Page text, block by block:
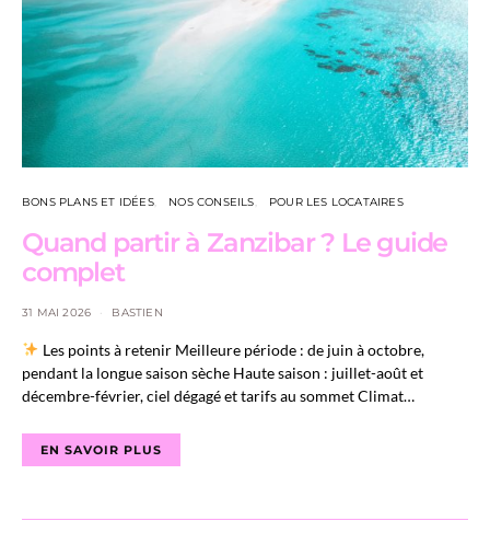
BONS PLANS ET IDÉES NOS CONSEILS POUR LES LOCATAIRES
Quand partir à Zanzibar ? Le guide
complet
31 MAI 2026 BASTIEN
Les points à retenir Meilleure période : de juin à octobre,
pendant la longue saison sèche Haute saison : juillet-août et
décembre-février, ciel dégagé et tarifs au sommet Climat…
EN SAVOIR PLUS